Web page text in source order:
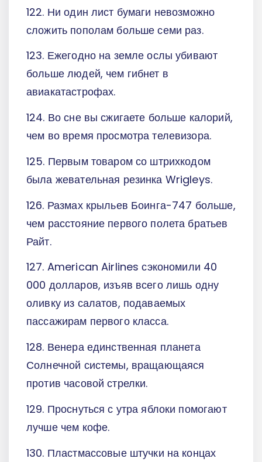
122. Ни один лист бумаги невозможно
сложить пополам больше семи раз.
123. Ежегодно на земле ослы убивают
больше людей, чем гибнет в
авиакатастрофах.
124. Во сне вы сжигаете больше калорий,
чем во время просмотра телевизора.
125. Первым товаром со штрихкодом
была жевательная резинка Wrigleys.
126. Размах крыльев Боинга-747 больше,
чем расстояние первого полета братьев
Райт.
127. American Airlines сэкономили 40
000 долларов, изъяв всего лишь одну
оливку из салатов, подаваемых
пассажирам первого класса.
128. Венера единственная планета
Солнечной системы, вращающаяся
против часовой стрелки.
129. Проснуться с утра яблоки помогают
лучше чем кофе.
130. Пластмассовые штучки на концах